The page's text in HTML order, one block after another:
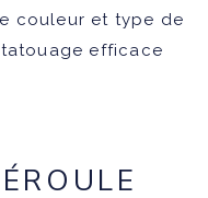
couleur et type de
efficace